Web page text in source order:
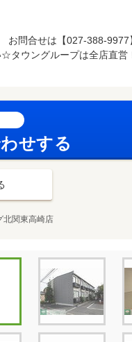
問合せは【027-388-9977
タウングループは全店直営
せする
北関東高崎店